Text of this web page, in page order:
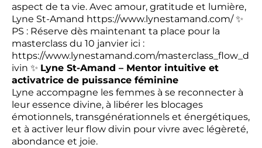
aspect de ta vie. Avec amour, gratitude et lumière,
Lyne St-Amand https://www.lynestamand.com/✨
PS : Réserve dès maintenant ta place pour la
masterclass du 10 janvier ici :
https://www.lynestamand.com/masterclass_flow_d
ivin ✨ Lyne St-Amand – Mentor intuitive et
activatrice de puissance féminine
Lyne accompagne les femmes à se reconnecter à
leur essence divine, à libérer les blocages
émotionnels, transgénérationnels et énergétiques,
et à activer leur flow divin pour vivre avec légèreté,
abondance et joie.